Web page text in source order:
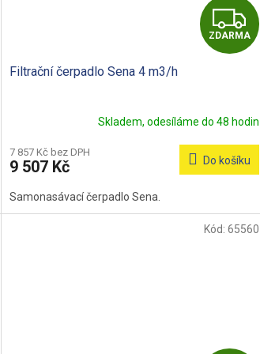
Z
D
R
M
A
ZDARMA
Filtrační čerpadlo Sena 4 m3/h
Skladem, odesíláme do 48 hodin
7 857 Kč bez DPH
9 507 Kč Do košíku
Samonasávací čerpadlo Sena.
Kód: 65560